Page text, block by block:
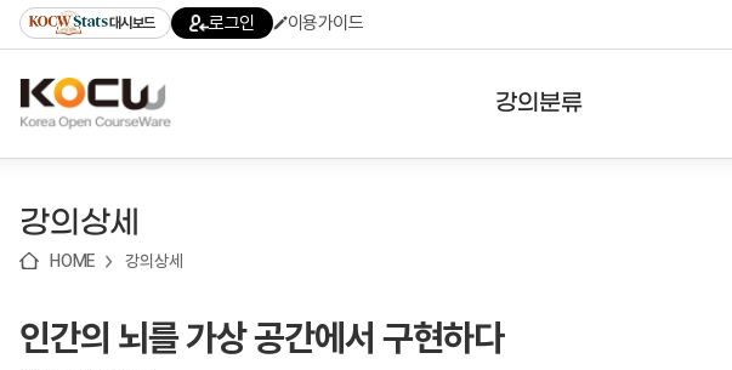
기
기
기
content)
가
대시보드 로그인 이용가이드
강의분류
테마강의
강의상세
HOME 강의상세
인간의 뇌를 가상 공간에서 구현하다